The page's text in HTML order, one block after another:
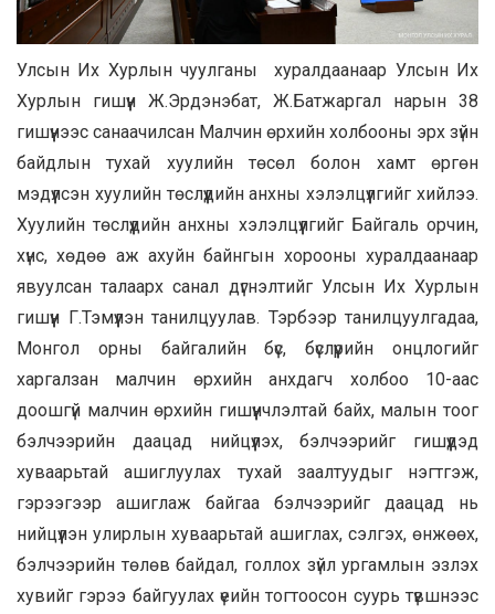
Улсын Их Хурлын чуулганы хуралдаанаар Улсын Их
Хурлын гишүүн Ж.Эрдэнэбат, Ж.Батжаргал нарын 38
гишүүнээс санаачилсан Малчин өрхийн холбооны эрх зүйн
байдлын тухай хуулийн төсөл болон хамт өргөн
мэдүүлсэн хуулийн төслүүдийн анхны хэлэлцүүлгийг хийлээ.
Хуулийн төслүүдийн анхны хэлэлцүүлгийг Байгаль орчин,
хүнс, хөдөө аж ахуйн байнгын хорооны хуралдаанаар
явуулсан талаарх санал дүгнэлтийг Улсын Их Хурлын
гишүүн Г.Тэмүүлэн танилцуулав. Тэрбээр танилцуулгадаа,
Монгол орны байгалийн бүс, бүслүүрийн онцлогийг
харгалзан малчин өрхийн анхдагч холбоо 10-аас
доошгүй малчин өрхийн гишүүнчлэлтай байх, малын тоог
бэлчээрийн даацад нийцүүлэх, бэлчээрийг гишүүдэд
хуваарьтай ашиглуулах тухай заалтуудыг нэгтгэж,
гэрээгээр ашиглаж байгаа бэлчээрийг даацад нь
нийцүүлэн улирлын хуваарьтай ашиглах, сэлгэх, өнжөөх,
бэлчээрийн төлөв байдал, голлох зүйл ургамлын эзлэх
хувийг гэрээ байгуулах үеийн тогтоосон суурь түвшнээс